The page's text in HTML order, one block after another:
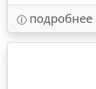
подробнее